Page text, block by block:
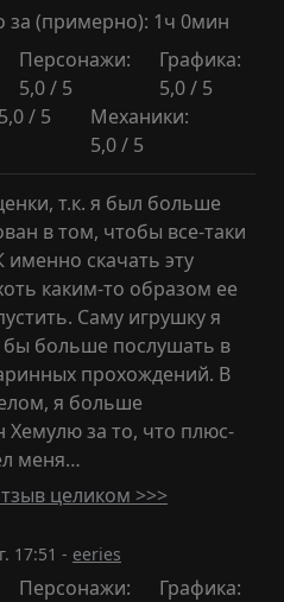
за (примерно): 1ч 0мин
Персонажи:
5,0 / 5
Графика:
5,0 / 5
/ 5
Механики:
5,0 / 5
т.к. я был больше
в том, чтобы все-таки
именно скачать эту
каким-то образом ее
Саму игрушку я
бы больше послушать в
прохождений. В
я больше
Хемулю за то, что плюс-
меня…
целиком >>>
17:51 - eeries
Персонажи:
Графика: